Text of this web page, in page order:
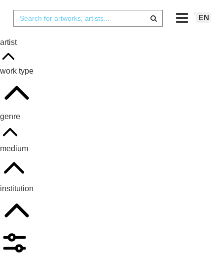
EN
artist
work type
genre
medium
institution